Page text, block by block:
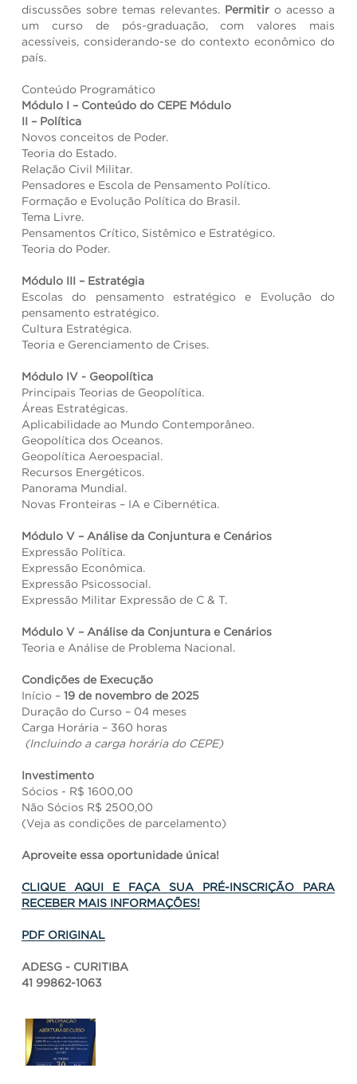
discussões sobre temas relevantes. Permitir o acesso a
um curso de pós-graduação, com valores mais
acessíveis, considerando-se do contexto econômico do
país.
Conteúdo Programático
Módulo I – Conteúdo do CEPE Módulo
II – Política
Novos conceitos de Poder.
Teoria do Estado.
Relação Civil Militar.
Pensadores e Escola de Pensamento Político.
Formação e Evolução Política do Brasil.
Tema Livre.
Pensamentos Crítico, Sistêmico e Estratégico.
Teoria do Poder.
Módulo III – Estratégia
Escolas do pensamento estratégico e Evolução do
pensamento estratégico.
Cultura Estratégica.
Teoria e Gerenciamento de Crises.
Módulo IV - Geopolítica
Principais Teorias de Geopolítica.
Áreas Estratégicas.
Aplicabilidade ao Mundo Contemporâneo.
Geopolítica dos Oceanos.
Geopolítica Aeroespacial.
Recursos Energéticos.
Panorama Mundial.
Novas Fronteiras – IA e Cibernética.
Módulo V – Análise da Conjuntura e Cenários
Expressão Política.
Expressão Econômica.
Expressão Psicossocial.
Expressão Militar Expressão de C & T.
Módulo V – Análise da Conjuntura e Cenários
Teoria e Análise de Problema Nacional.
Condições de Execução
Início – 19 de novembro de 2025
Duração do Curso – 04 meses
Carga Horária – 360 horas
(Incluindo a carga horária do CEPE)
Investimento
Sócios - R$ 1600,00
Não Sócios R$ 2500,00
(Veja as condições de parcelamento)
Aproveite essa oportunidade única!
CLIQUE AQUI E FAÇA SUA PRÉ-INSCRIÇÃO PARA
RECEBER MAIS INFORMAÇÕES!
PDF ORIGINAL
ADESG - CURITIBA
41 99862-1063